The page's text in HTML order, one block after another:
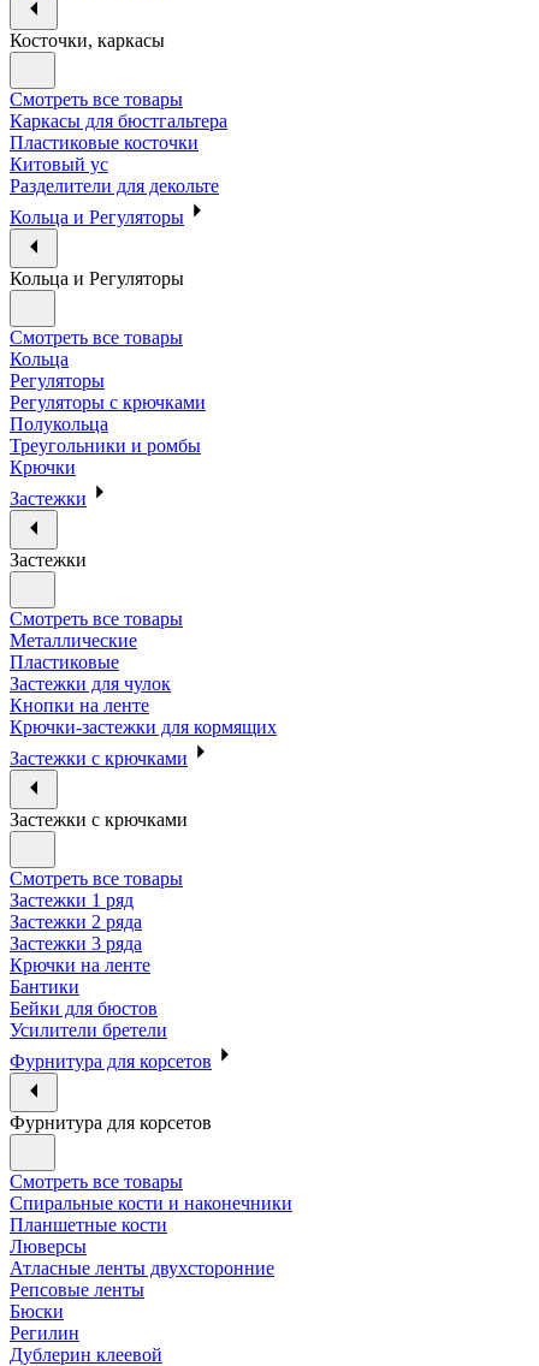
Косточки, каркасы
Смотреть все товары
Каркасы для бюстгальтера
Пластиковые косточки
Китовый ус
Разделители для декольте
Кольца и Регуляторы
Кольца и Регуляторы
Смотреть все товары
Кольца
Регуляторы
Регуляторы с крючками
Полукольца
Треугольники и ромбы
Крючки
Застежки
Застежки
Смотреть все товары
Металлические
Пластиковые
Застежки для чулок
Кнопки на ленте
Крючки-застежки для кормящих
Застежки с крючками
Застежки с крючками
Смотреть все товары
Застежки 1 ряд
Застежки 2 ряда
Застежки 3 ряда
Крючки на ленте
Бантики
Бейки для бюстов
Усилители бретели
Фурнитура для корсетов
Фурнитура для корсетов
Смотреть все товары
Спиральные кости и наконечники
Планшетные кости
Люверсы
Атласные ленты двухсторонние
Репсовые ленты
Бюски
Регилин
Дублерин клеевой